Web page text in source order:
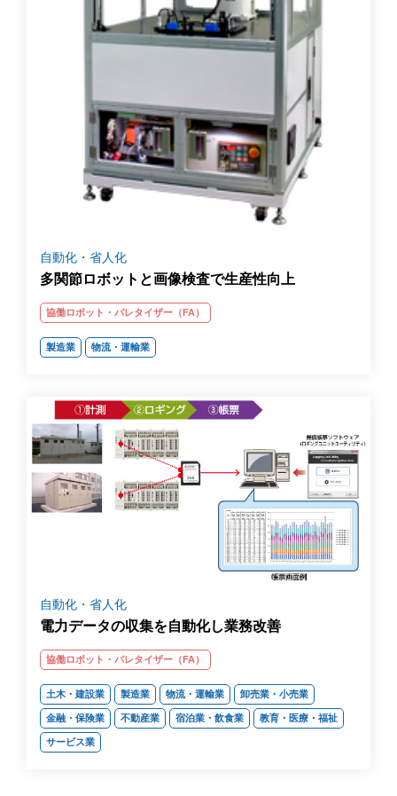
自動化・省人化
多関節ロボットと画像検査で生産性向上
協働ロボット・パレタイザー（FA）
製造業 物流・運輸業
自動化・省人化
電力データの収集を自動化し業務改善
協働ロボット・パレタイザー（FA）
土木・建設業 製造業 物流・運輸業 卸売業・小売業
金融・保険業 不動産業 宿泊業・飲食業 教育・医療・福祉
サービス業